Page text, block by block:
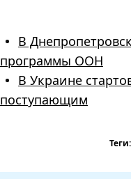
В
программы ООН
В Украине
поступающим
Теги: